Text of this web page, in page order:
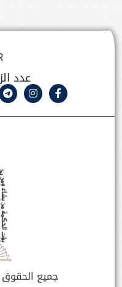
عدد
جميع